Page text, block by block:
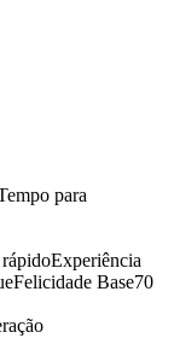
para
Experiência
Felicidade Base70